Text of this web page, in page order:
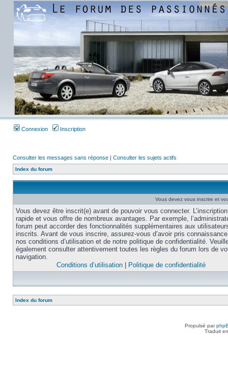
Connexion Inscription
Consulter les messages sans réponse | Consulter les sujets actifs
Index du forum
Vous devez vous inscrire et
Vous devez être inscrit(e) avant de pouvoir vous connecter.
rapide et vous offre de nombreux avantages. Par exemple,
forum peut accorder des fonctionnalités supplémentaires aux
inscrits. Avant de vous inscrire, assurez-vous d’avoir pris
nos conditions d’utilisation et de notre politique de confidentialité.
également consulter attentivement toutes les règles du forum lors de
navigation.
Conditions d’utilisation
Politique de confidentialité
Index du forum
Propulsé par
Traduit